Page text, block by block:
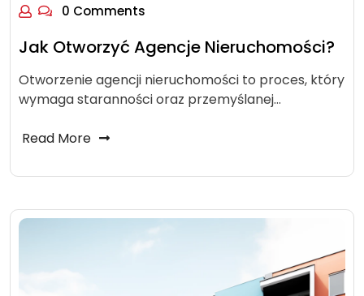
0 Comments
Jak Otworzyć Agencje Nieruchomości?
Otworzenie agencji nieruchomości to proces, który
wymaga staranności oraz przemyślanej…
Read More